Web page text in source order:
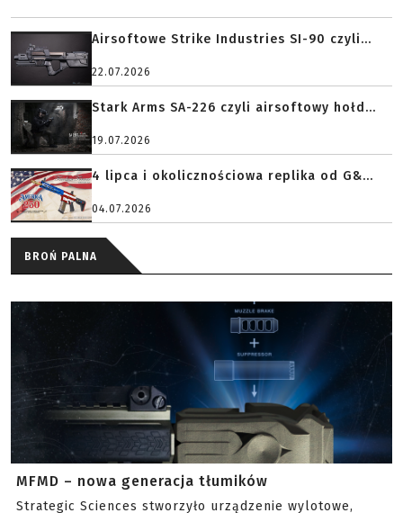
Airsoftowe Strike Industries SI-90 czyli...
22.07.2026
Stark Arms SA-226 czyli airsoftowy hołd...
19.07.2026
4 lipca i okolicznościowa replika od G&...
04.07.2026
BROŃ PALNA
MFMD – nowa generacja tłumików
Strategic Sciences stworzyło urządzenie wylotowe,